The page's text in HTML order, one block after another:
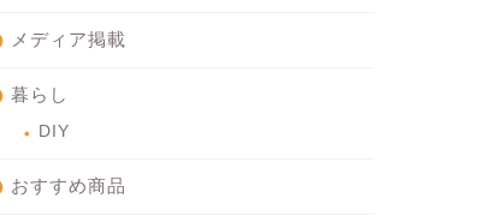
メディア掲載
暮らし
DIY
おすすめ商品